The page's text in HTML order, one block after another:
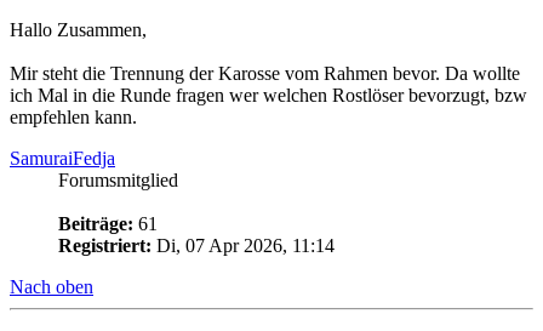
Hallo Zusammen,
Mir steht die Trennung der Karosse vom Rahmen bevor. Da wollte
ich Mal in die Runde fragen wer welchen Rostlöser bevorzugt, bzw
empfehlen kann.
SamuraiFedja
Forumsmitglied
Beiträge: 61
Registriert: Di, 07 Apr 2026, 11:14
Nach oben